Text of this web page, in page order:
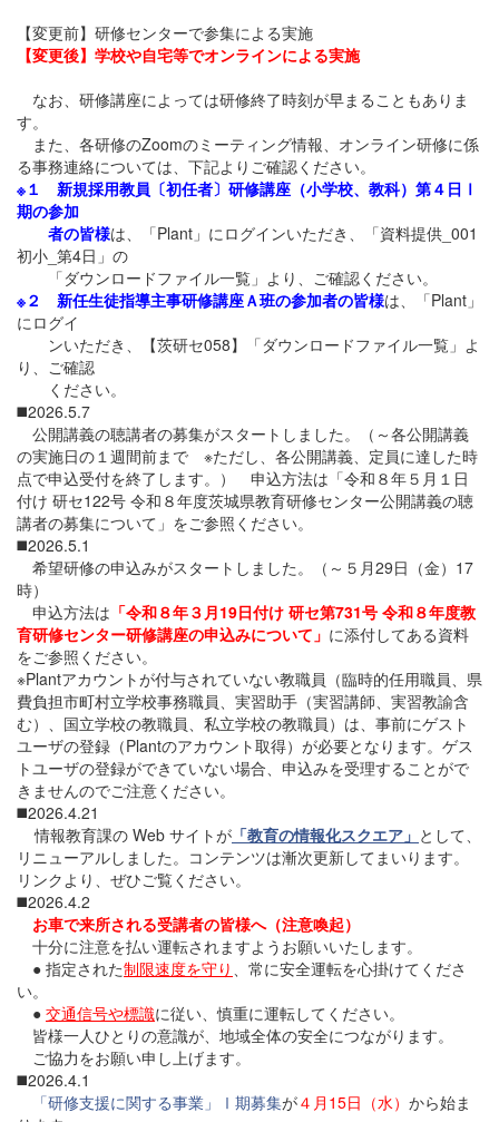
【変更前】研修センターで参集による実施
【変更後】学校や自宅等でオンラインによる実施
なお、研修講座によっては研修終了時刻が早まることもありま
す。
また、各研修のZoomのミーティング情報、オンライン研修に係
る事務連絡については、下記よりご確認ください。
※１ 新規採用教員〔初任者〕研修講座（小学校、教科）第４日Ⅰ
期の参加
者の皆様は、「Plant」にログインいただき、「資料提供_001
初小_第4日」の
「ダウンロードファイル一覧」より、ご確認ください。
※２ 新任生徒指導主事研修講座Ａ班の参加者の皆様は、「Plant」
にログイ
ンいただき、【茨研セ058】「ダウンロードファイル一覧」よ
り、ご確認
ください。
◼️2026.5.7
公開講義の聴講者の募集がスタートしました。（～各公開講義
の実施日の１週間前まで ※ただし、各公開講義、定員に達した時
点で申込受付を終了します。） 申込方法は「令和８年５月１日
付け 研セ122号 令和８年度茨城県教育研修センター公開講義の聴
講者の募集について」をご参照ください。
◼️2026.5.1
希望研修の申込みがスタートしました。（～５月29日（金）17
時）
申込方法は 「令和８年３月19日付け 研セ第731号 令和８年度教
育研修センター研修講座の申込みについて」 に添付してある資料
をご参照ください。
※Plantアカウントが付与されていない教職員（臨時的任用職員、県
費負担市町村立学校事務職員、実習助手（実習講師、実習教諭含
む）、国立学校の教職員、私立学校の教職員）は、事前にゲスト
ユーザの登録（Plantのアカウント取得）が必要となります。ゲス
トユーザの登録ができていない場合、申込みを受理することがで
きませんのでご注意ください。
◼️2026.4.21
情報教育課の Web サイトが 「教育の情報化スクエア」 として、
リニューアルしました。コンテンツは漸次更新してまいります。
リンクより、ぜひご覧ください。
◼️2026.4.2
お車で来所される受講者の皆様へ（注意喚起）
十分に注意を払い運転されますようお願いいたします。
● 指定された制限速度を守り
、常に安全運転を心掛けてくださ
い。
● 交通信号や標識に従い、慎重に運転してください。
皆様一人ひとりの意識が、地域全体の安全につながります。
ご協力をお願い申し上げます。
◼️2026.4.1
「研修支援に関する事業」Ⅰ期募集が４月15日（水） から始ま